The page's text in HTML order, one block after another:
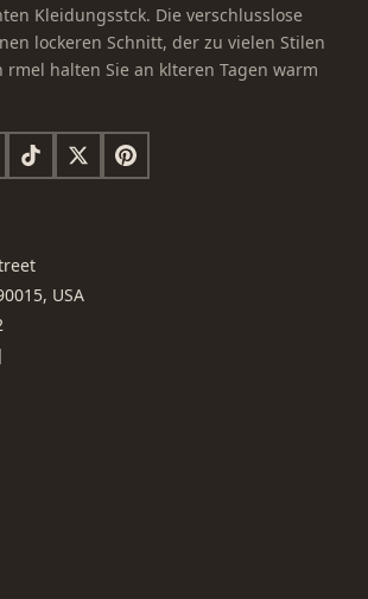
Kleidungsstck. Die verschlusslose
lockeren Schnitt, der zu vielen Stilen
rmel halten Sie an klteren Tagen warm
USA